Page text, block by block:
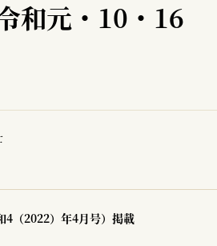
和元・10・16
4（2022）年4月号）掲載